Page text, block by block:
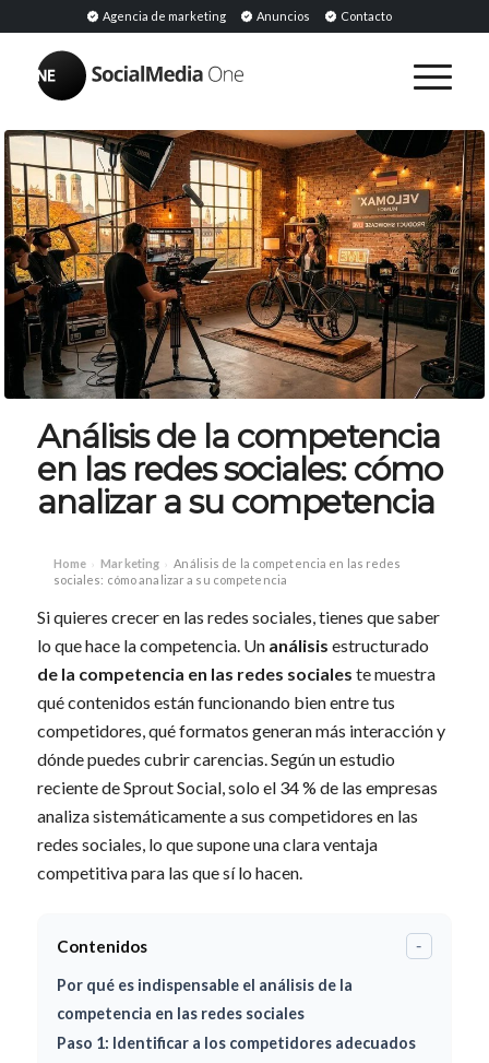
Agencia de marketing Anuncios Contacto
Análisis de la competencia
en las redes sociales: cómo
analizar a su competencia
Home › Marketing › Análisis de la competencia en las redes
sociales: cómo analizar a su competencia
Si quieres crecer en las redes sociales, tienes que saber
lo que hace la competencia. Un análisis estructurado
de la competencia en las redes sociales te muestra
qué contenidos están funcionando bien entre tus
competidores, qué formatos generan más interacción y
dónde puedes cubrir carencias. Según un estudio
reciente de Sprout Social, solo el 34 % de las empresas
analiza sistemáticamente a sus competidores en las
redes sociales, lo que supone una clara ventaja
competitiva para las que sí lo hacen.
Contenidos -
Por qué es indispensable el análisis de la
competencia en las redes sociales
Paso 1: Identificar a los competidores adecuados